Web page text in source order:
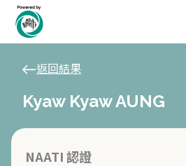
返回結果
Kyaw Kyaw AUNG
NAATI 認證